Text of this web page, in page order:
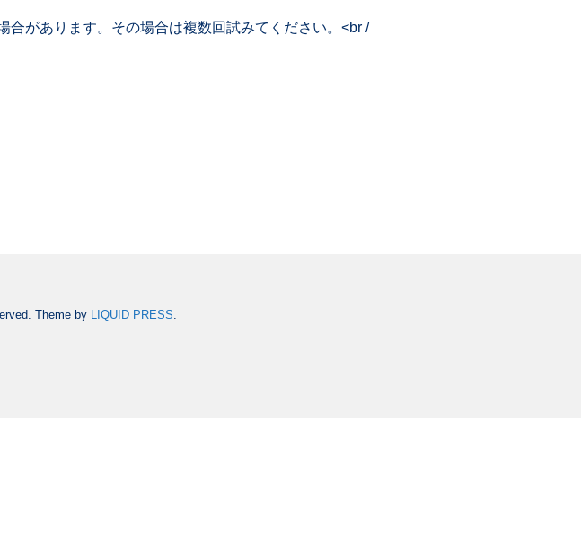
があります。その場合は複数回試みてください。<br /
Theme by LIQUID PRESS.